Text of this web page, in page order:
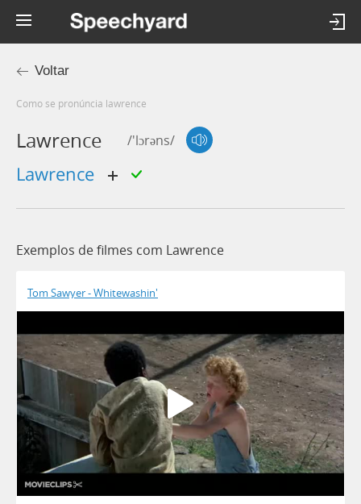
Voltar
Como se pronúncia lawrence
Lawrence /'lɔrəns/
Lawrence
Exemplos de filmes com Lawrence
Tom Sawyer - Whitewashin'